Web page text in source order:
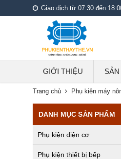
Giao dịch từ 07:30 đến
GIỚI THIỆU
Trang chủ Phụ kiện máy
DANH MỤC SẢN PHẨM
Phụ kiện điện cơ
Phụ kiện thiết bị bếp